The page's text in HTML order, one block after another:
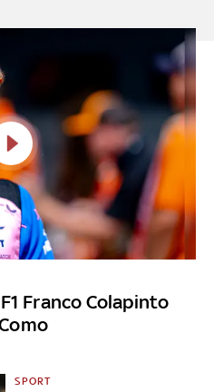
Franco Colapinto
SPORT